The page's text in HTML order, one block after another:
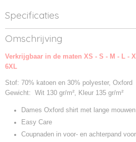
Specificaties
Productcode
9932F-WHI0
Productcode leverancier
932F
Omschrijving
Verkrijgbaar in de maten XS - S - M - L -
6XL
Stof: 70% katoen en 30% polyester, Oxford
Gewicht: Wit 130 gr/m², Kleur 135 gr/m²
Dames Oxford shirt met lange mouwen
Easy Care
Coupnaden in voor- en achterpand